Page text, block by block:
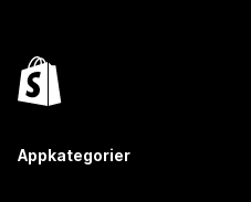
Appkategorier